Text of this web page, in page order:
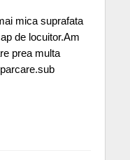
mica suprafata
de locuitor.Am
prea multa